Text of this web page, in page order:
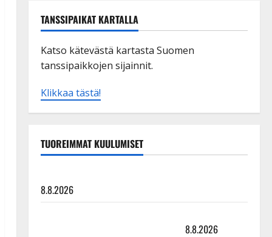
TANSSIPAIKAT KARTALLA
Katso kätevästä kartasta Suomen
tanssipaikkojen sijainnit.
Klikkaa tästä!
TUOREIMMAT KUULUMISET
8.8.2026
8.8.2026